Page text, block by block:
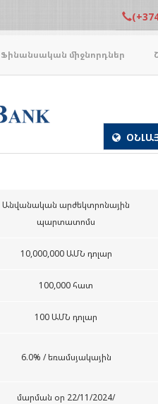
Ֆինանսական միջնորդներ
Անվանական արժեկտրոնային
պարտատոմս
10,000,000 ԱՄՆ դոլար
100,000 հատ
100 ԱՄՆ դոլար
6.0% / եռամսյակային
մարման օր 22/11/2024/